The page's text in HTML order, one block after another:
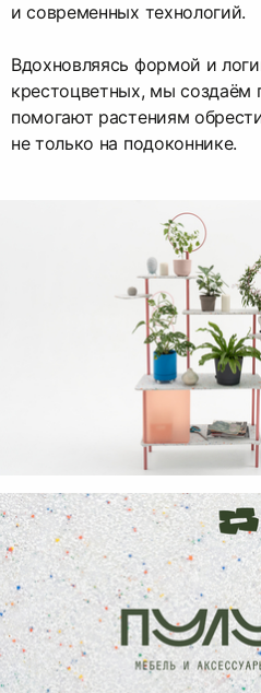
и современных технологий.
Вдохновляясь формой и
крестоцветных, мы создаём
помогают растениям
не только на подоконнике.